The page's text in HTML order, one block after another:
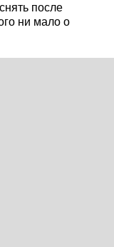
после
ни мало о